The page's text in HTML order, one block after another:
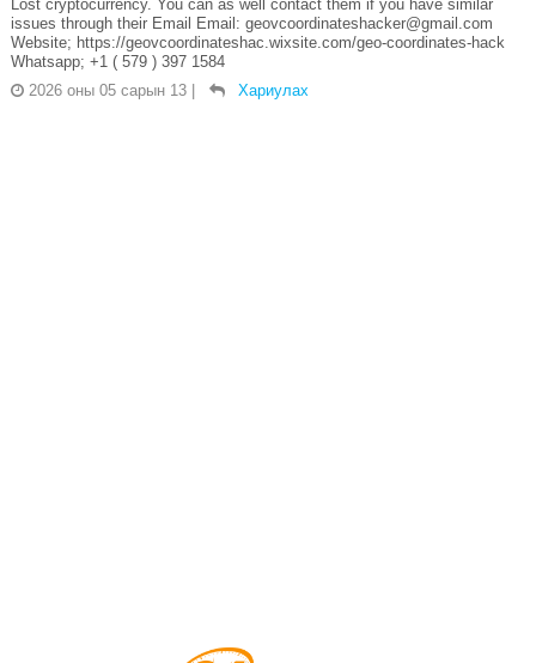
Lost cryptocurrency. You can as well contact them if you have similar
issues through their Email Email: geovcoordinateshacker@gmail.com
Website; https://geovcoordinateshac.wixsite.com/geo-coordinates-hack
Whatsapp; +1 ( 579 ) 397 1584
2026 оны 05 сарын 13
Хариулах